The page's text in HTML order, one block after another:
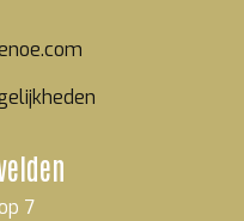
7